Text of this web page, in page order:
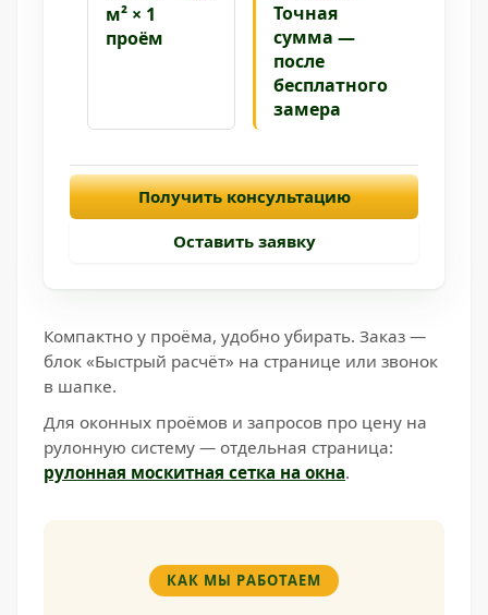
м² × 1
проём
Точная
сумма —
после
бесплатного
замера
Получить консультацию
Оставить заявку
Компактно у проёма, удобно убирать. Заказ —
блок «Быстрый расчёт» на странице или звонок
в шапке.
Для оконных проёмов и запросов про цену на
рулонную систему — отдельная страница:
рулонная москитная сетка на окна.
КАК МЫ РАБОТАЕМ